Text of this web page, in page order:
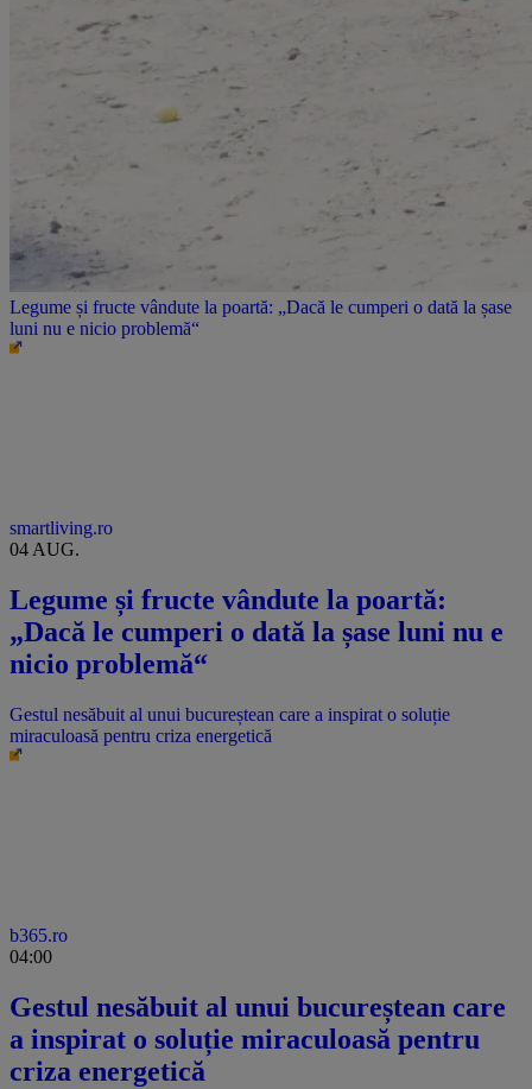
Legume și fructe vândute la poartă: „Dacă le cumperi o dată la șase
luni nu e nicio problemă“
smartliving.ro
04 AUG.
Legume și fructe vândute la poartă:
„Dacă le cumperi o dată la șase luni nu e
nicio problemă“
Gestul nesăbuit al unui bucureștean care a inspirat o soluție
miraculoasă pentru criza energetică
b365.ro
04:00
Gestul nesăbuit al unui bucureștean care
a inspirat o soluție miraculoasă pentru
criza energetică